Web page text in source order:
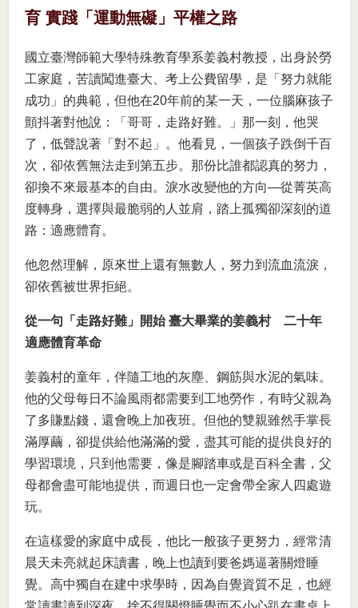
育 實踐「運動無礙」平權之路
國立臺灣師範大學特殊教育學系姜義村教授，出身於勞
工家庭，苦讀闖進臺大、考上公費留學，是「努力就能
成功」的典範，但他在20年前的某一天，一位腦麻孩子
顫抖著對他說：「哥哥，走路好難。」那一刻，他哭
了，低聲說著「對不起」。他看見，一個孩子跌倒千百
次，卻依舊無法走到第五步。那份比誰都認真的努力，
卻換不來最基本的自由。淚水改變他的方向—從菁英高
度轉身，選擇與最脆弱的人並肩，踏上孤獨卻深刻的道
路：適應體育。
他忽然理解，原來世上還有無數人，努力到流血流淚，
卻依舊被世界拒絕。
從一句「走路好難」開始 臺大畢業的姜義村 二十年
適應體育革命
姜義村的童年，伴隨工地的灰塵、鋼筋與水泥的氣味。
他的父母每日不論風雨都需要到工地勞作，有時父親為
了多賺點錢，還會晚上加夜班。但他的雙親雖然手掌長
滿厚繭，卻提供給他滿滿的愛，盡其可能的提供良好的
學習環境，只到他需要，像是腳踏車或是百科全書，父
母都會盡可能地提供，而週日也一定會帶全家人四處遊
玩。
在這樣愛的家庭中成長，他比一般孩子更努力，經常清
晨天未亮就起床讀書，晚上也讀到要爸媽逼著關燈睡
覺。高中獨自在建中求學時，因為自覺資質不足，也經